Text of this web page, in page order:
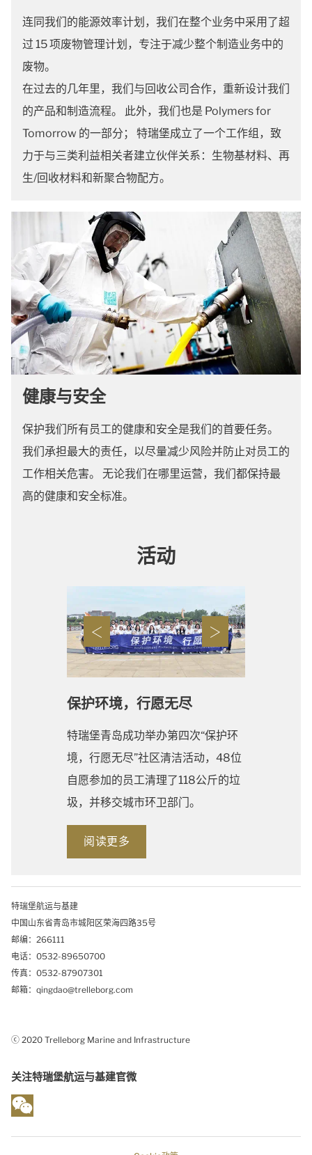
连同我们的能源效率计划，我们在整个业务中采用了超
过 15 项废物管理计划，专注于减少整个制造业务中的
废物。
在过去的几年里，我们与回收公司合作，重新设计我们
的产品和制造流程。 此外，我们也是 Polymers for
Tomorrow 的一部分； 特瑞堡成立了一个工作组，致
力于与三类利益相关者建立伙伴关系：生物基材料、再
生/回收材料和新聚合物配方。
健康与安全
保护我们所有员工的健康和安全是我们的首要任务。
我们承担最大的责任，以尽量减少风险并防止对员工的
工作相关危害。 无论我们在哪里运营，我们都保持最
高的健康和安全标准。
活动
保护环境，行愿无尽
特瑞堡青岛成功举办第四次“保护环
境，行愿无尽”社区清洁活动，48位
自愿参加的员工清理了118公斤的垃
圾，并移交城市环卫部门。
阅读更多
特瑞堡航运与基建
中国山东省青岛市城阳区荣海四路35号
邮编：266111
电话：0532-89650700
传真：0532-87907301
邮箱：qingdao@trelleborg.com
ⓒ 2020 Trelleborg Marine and Infrastructure
关注特瑞堡航运与基建官微